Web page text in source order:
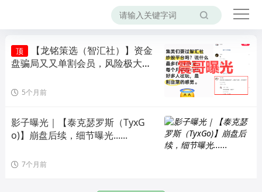
顶
【龙铭策选（智汇社）】资金
盘骗局又又单割会员，风险极大，
5个月前
影子曝光｜【泰克瑟罗斯（TyxG
o)】崩盘后续，细节曝光......
7个月前